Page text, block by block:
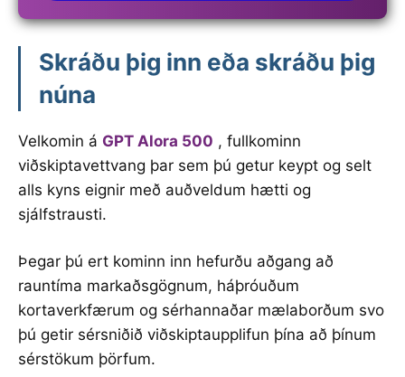
Skráðu þig inn eða skráðu þig
núna
Velkomin á GPT Alora 500 , fullkominn
viðskiptavettvang þar sem þú getur keypt og selt
alls kyns eignir með auðveldum hætti og
sjálfstrausti.
Þegar þú ert kominn inn hefurðu aðgang að
rauntíma markaðsgögnum, háþróuðum
kortaverkfærum og sérhannaðar mælaborðum svo
þú getir sérsniðið viðskiptaupplifun þína að þínum
sérstökum þörfum.